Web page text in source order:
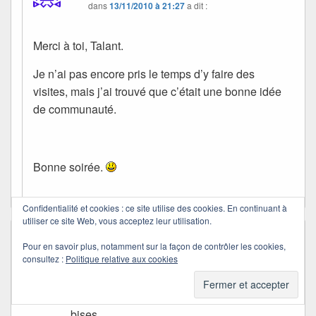
dans13/11/2010 à 21:27a dit :
Merci à toi, Talant.
Je n’ai pas encore pris le temps d’y faire des
visites, mais j’ai trouvé que c’était une bonne idée
de communauté.
Bonne soirée.
Immense!!!
Confidentialité et cookies : ce site utilise des cookies. En continuant à
utiliser ce site Web, vous acceptez leur utilisation.
Pour en savoir plus, notamment sur la façon de contrôler les cookies,
consultez : Politique relative aux cookies